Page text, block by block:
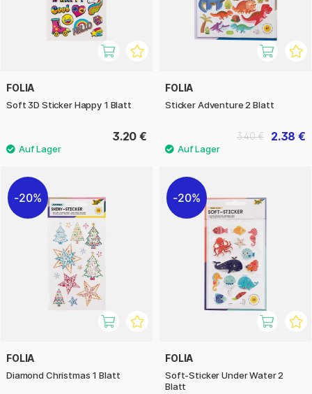
FOLIA
Soft 3D Sticker Happy 1 Blatt
3.20 €
FOLIA
Sticker Adventure 2 Blatt
2.38 €
3.40 €
20%
FOLIA
Diamond Christmas 1 Blatt
20%
FOLIA
Soft-Sticker Under Water 2
Blatt